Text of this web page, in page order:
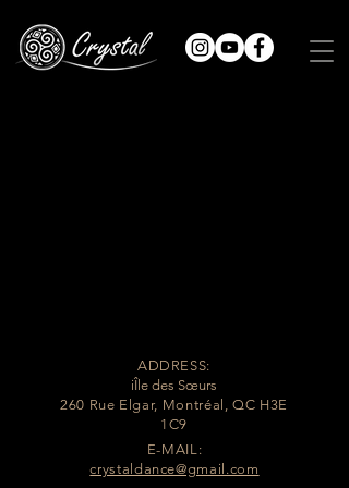
ADDRESS:
iÎle des Sœurs
260 Rue Elgar, Montréal, QC H3E
1C9
E-MAIL:
crystaldance@gmail.com